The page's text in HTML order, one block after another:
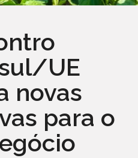
UE
novas
para o